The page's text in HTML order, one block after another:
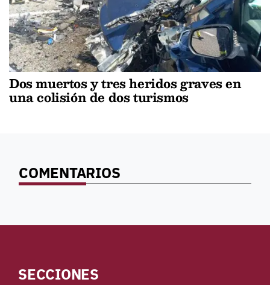
Dos muertos y tres heridos graves en
una colisión de dos turismos
COMENTARIOS
SECCIONES